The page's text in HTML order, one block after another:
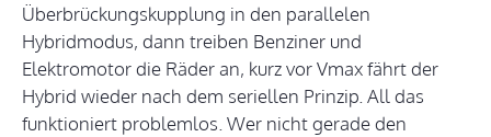
Überbrückungskupplung in den parallelen
Hybridmodus, dann treiben Benziner und
Elektromotor die Räder an, kurz vor Vmax fährt der
Hybrid wieder nach dem seriellen Prinzip. All das
funktioniert problemlos. Wer nicht gerade den